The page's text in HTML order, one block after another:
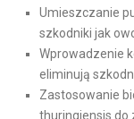
Umieszczanie
szkodniki jak
Wprowadzenie
eliminują
Zastosowanie
thuringiensis do